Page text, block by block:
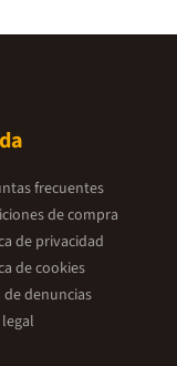
frecuentes
de compra
de privacidad
de cookies
de denuncias